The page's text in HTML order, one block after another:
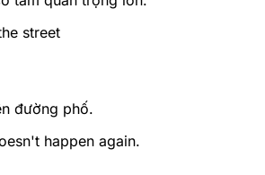
street
đường phố.
happen again.